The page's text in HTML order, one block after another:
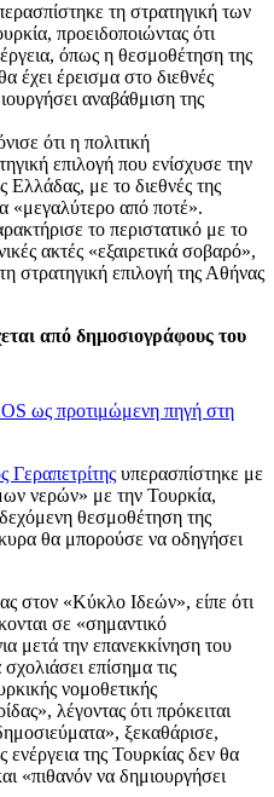
τη στρατηγική των
προειδοποιώντας ότι
όπως η θεσμοθέτηση της
έχει έρεισμα στο διεθνές
αναβάθμιση της
ότι η πολιτική
επιλογή που ενίσχυσε την
Ελλάδας, με το διεθνές της
«μεγαλύτερο από ποτέ».
το περιστατικό με το
ακτές «εξαιρετικά σοβαρό»,
στρατηγική επιλογή της Αθήνας
από δημοσιογράφους του
ως προτιμώμενη πηγή στη
Γεραπετρίτης υπερασπίστηκε με
νερών» με την Τουρκία,
θεσμοθέτηση της
θα μπορούσε να οδηγήσει
στον «Κύκλο Ιδεών», είπε ότι
σε «σημαντικό
μετά την επανεκκίνηση του
επίσημα τις
νομοθετικής
λέγοντας ότι πρόκειται
ξεκαθάρισε,
της Τουρκίας δεν θα
«πιθανόν να δημιουργήσει